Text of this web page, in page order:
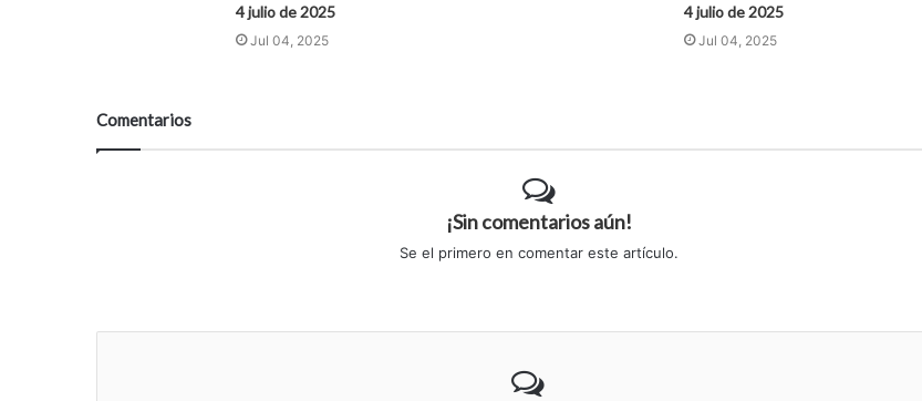
4 julio de 2025
Jul 04, 2025
4 julio de 2025
Jul 04, 2025
Comentarios
¡Sin comentarios aún!
Se el primero en comentar este artículo.